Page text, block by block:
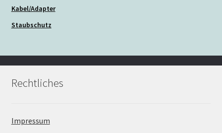
Kabel/Adapter
Staubschutz
Rechtliches
Impressum